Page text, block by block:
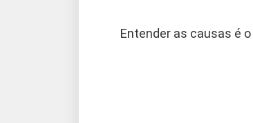
Entender as causas é